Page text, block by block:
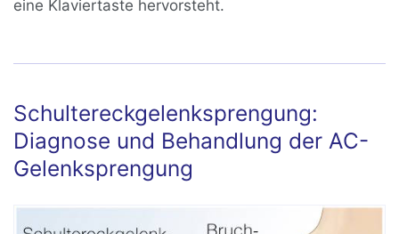
eine Klaviertaste hervorsteht.
Schultereckgelenksprengung:
Diagnose und Behandlung der AC-
Gelenksprengung